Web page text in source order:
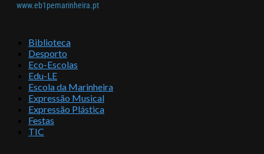
www.eb1pemarinheira.pt
Biblioteca
Desporto
Eco-Escolas
Edu-LE
Escola da Marinheira
Expressão Musical
Expressão Plástica
Festas
TIC